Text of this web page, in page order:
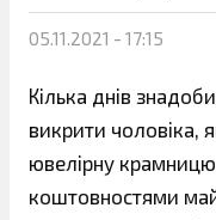
05.11.2021 - 17:15
Кілька днів
викрити чоловіка,
ювелірну
коштовностями